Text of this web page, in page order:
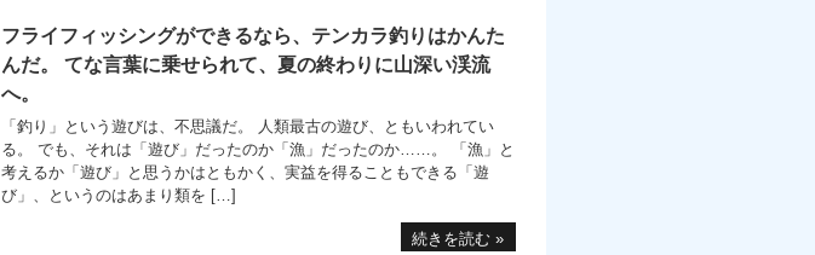
フライフィッシングができるなら、テンカラ釣りはかんた
んだ。 てな言葉に乗せられて、夏の終わりに山深い渓流
へ。
「釣り」という遊びは、不思議だ。 人類最古の遊び、ともいわれてい
る。 でも、それは「遊び」だったのか「漁」だったのか……。 「漁」と
考えるか「遊び」と思うかはともかく、実益を得ることもできる「遊
び」、というのはあまり類を […]
続きを読む »